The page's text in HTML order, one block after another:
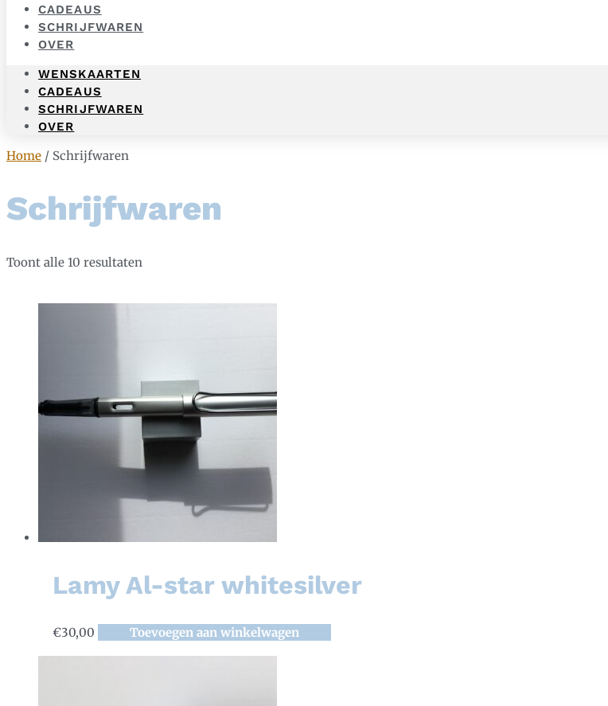
CADEAUS
SCHRIJFWAREN
OVER
WENSKAARTEN
CADEAUS
SCHRIJFWAREN
OVER
Home / Schrijfwaren
Schrijfwaren
Toont alle 10 resultaten
Lamy Al-star whitesilver
€30,00 Toevoegen aan winkelwagen